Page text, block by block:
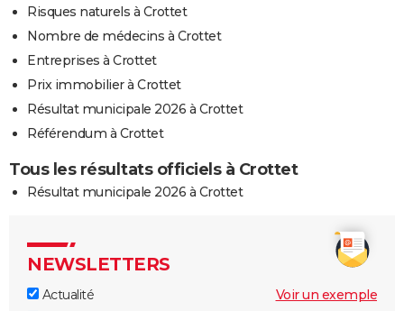
Risques naturels à Crottet
Nombre de médecins à Crottet
Entreprises à Crottet
Prix immobilier à Crottet
Résultat municipale 2026 à Crottet
Référendum à Crottet
Tous les résultats officiels à Crottet
Résultat municipale 2026 à Crottet
NEWSLETTERS
Actualité
Voir un exemple